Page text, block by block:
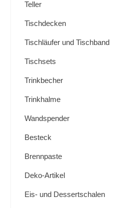
Teller
Tischdecken
Tischläufer und Tischband
Tischsets
Trinkbecher
Trinkhalme
Wandspender
Besteck
Brennpaste
Deko-Artikel
Eis- und Dessertschalen